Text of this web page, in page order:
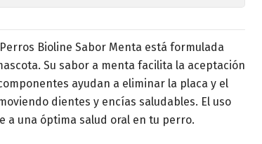
Bioline Sabor Menta está formulada
Su sabor a menta facilita la aceptación
ayudan a eliminar la placa y el
dientes y encías saludables. El uso
a una óptima salud oral en tu perro.